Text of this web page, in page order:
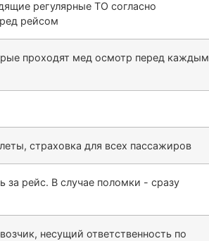
регулярные ТО согласно
рейсом
проходят мед осмотр перед каждым
страховка для всех пассажиров
за рейс. В случае поломки - сразу
несущий ответственность по